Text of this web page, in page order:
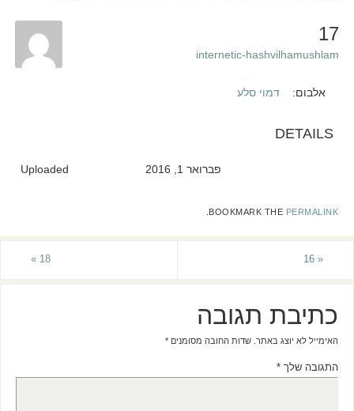
17
internetic-hashvilhamushlam
אלבום: דמוי סלע
DETAILS
Uploaded פברואר 1, 2016
BOOKMARK THE PERMALINK
«
16
18
»
כתיבת תגובה
האימייל לא יוצג באתר. שדות החובה מסומנים *
התגובה שלך *